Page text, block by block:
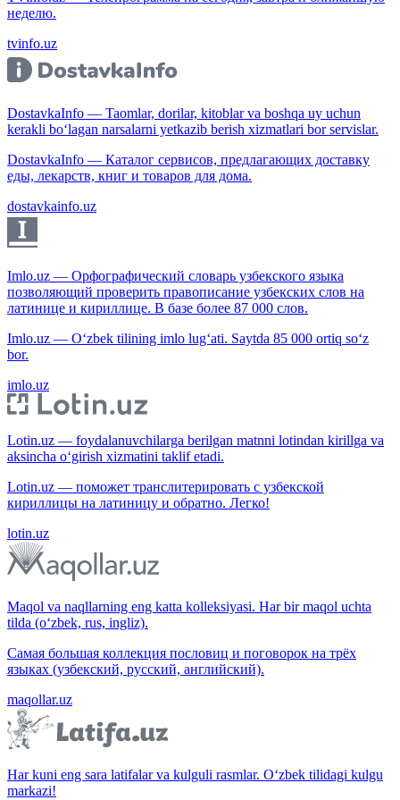
неделю.
tvinfo.uz
DostavkaInfo — Taomlar, dorilar, kitoblar va boshqa uy uchun
kerakli bo‘lagan narsalarni yetkazib berish xizmatlari bor servislar.
DostavkaInfo — Каталог сервисов, предлагающих доставку
еды, лекарств, книг и товаров для дома.
dostavkainfo.uz
Imlo.uz — Орфографический словарь узбекского языка
позволяющий проверить правописание узбекских слов на
латинице и кириллице. В базе более 87 000 слов.
Imlo.uz — O‘zbek tilining imlo lug‘ati. Saytda 85 000 ortiq so‘z
bor.
imlo.uz
Lotin.uz — foydalanuvchilarga berilgan matnni lotindan kirillga va
aksincha o‘girish xizmatini taklif etadi.
Lotin.uz — поможет транслитерировать с узбекской
кириллицы на латиницу и обратно. Легко!
lotin.uz
Maqol va naqllarning eng katta kolleksiyasi. Har bir maqol uchta
tilda (o‘zbek, rus, ingliz).
Самая большая коллекция пословиц и поговорок на трёх
языках (узбекский, русский, английский).
maqollar.uz
Har kuni eng sara latifalar va kulguli rasmlar. O‘zbek tilidagi kulgu
markazi!